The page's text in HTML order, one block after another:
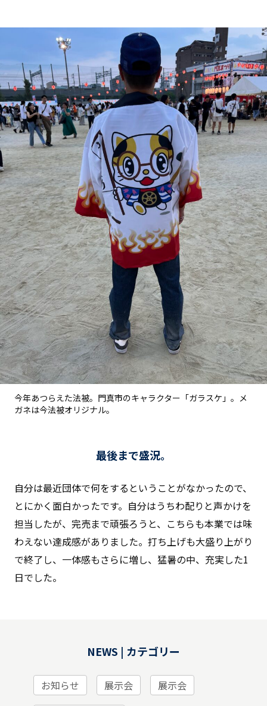
今年あつらえた法被。門真市のキャラクター「ガラスケ」。メ
ガネは今法被オリジナル。
最後まで盛況。
自分は最近団体で何をするということがなかったので、
とにかく面白かったです。自分はうちわ配りと声かけを
担当したが、完売まで頑張ろうと、こちらも本業では味
わえない達成感がありました。打ち上げも大盛り上がり
で終了し、一体感もさらに増し、猛暑の中、充実した1
日でした。
NEWS | カテゴリー
お知らせ 展示会 展示会